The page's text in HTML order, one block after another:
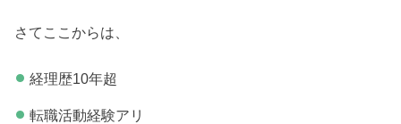
さてここからは、
経理歴10年超
転職活動経験アリ